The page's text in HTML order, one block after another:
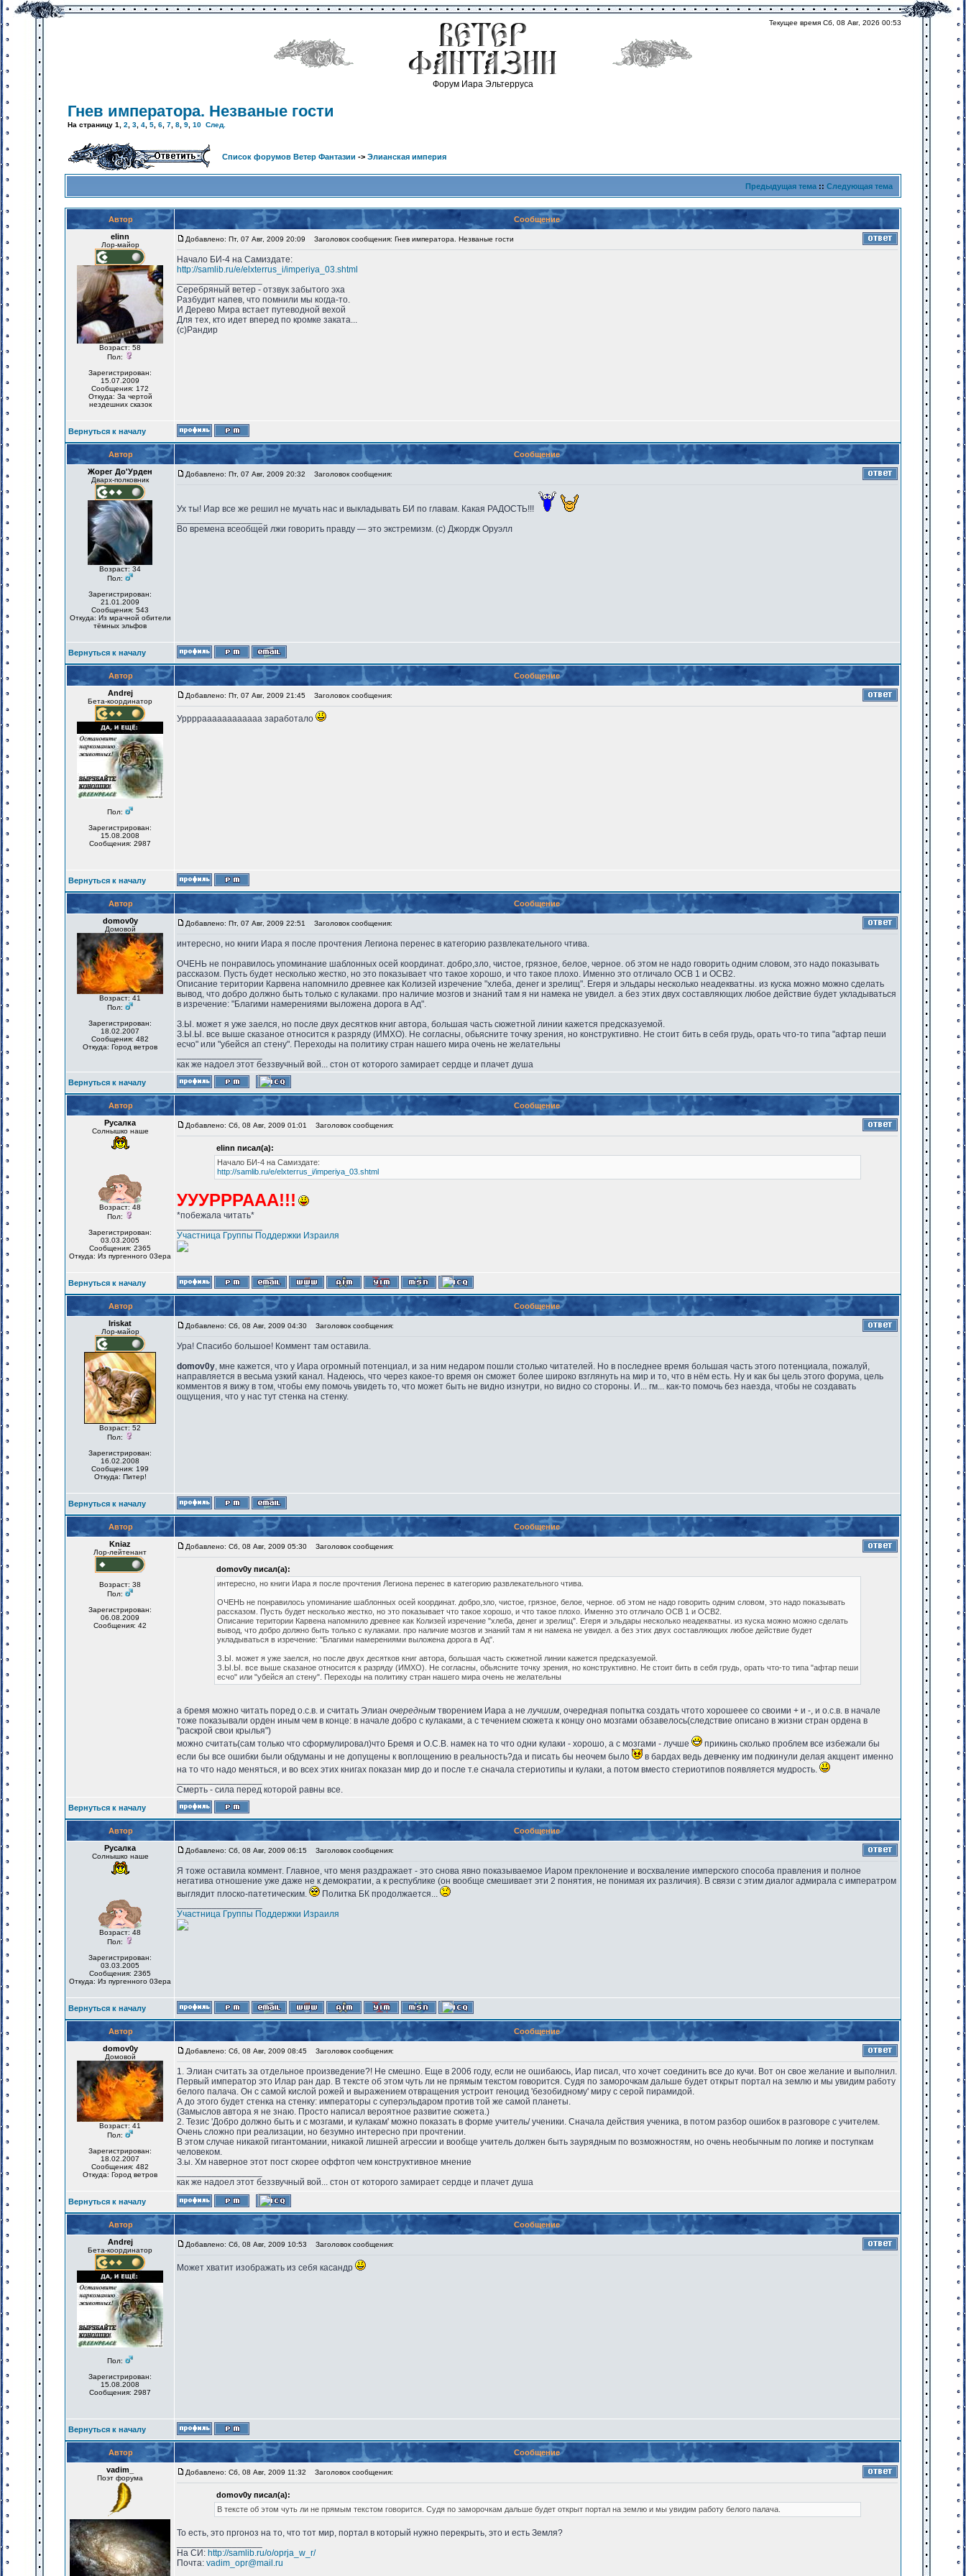
Форум Иара Эльтерруса
Текущее время Сб, 08 Авг, 2026 00:53
Гнев императора. Незваные гости
На страницу 1 2 3 4 5 6 7 8 9 10 След.
Список форумов Ветер Фантазии -> Элианская империя
Предыдущая тема :: Следующая тема
Автор
Сообщение
elinn
Лор-майор
Возраст: 58
Пол:
Зарегистрирован:
15.07.2009
Сообщения: 172
Откуда: За чертой
нездешних сказок
Добавлено: Пт, 07 Авг, 2009 20:09 Заголовок сообщения: Гнев императора. Незваные гости
Начало БИ-4 на Самиздате:
http://samlib.ru/e/elxterrus_i/imperiya_03.shtml
Серебряный ветер - отзвук забытого эха
Разбудит напев, что помнили мы когда-то.
И Дерево Мира встает путеводной вехой
Для тех, кто идет вперед по кромке заката...
(с)Рандир
Вернуться к началу
Автор
Сообщение
Жорег До'Урден
Дварх-полковник
Возраст: 34
Пол:
Зарегистрирован:
21.01.2009
Сообщения: 543
Откуда: Из мрачной обители
тёмных эльфов
Добавлено: Пт, 07 Авг, 2009 20:32 Заголовок сообщения:
Ух ты! Иар все же решил не мучать нас и выкладывать БИ по главам. Какая РАДОСТЬ!!!
Во времена всеобщей лжи говорить правду — это экстремизм. (с) Джордж Оруэлл
Вернуться к началу
Автор
Сообщение
Andrej
Бета-координатор
Пол:
Зарегистрирован:
15.08.2008
Сообщения: 2987
Добавлено: Пт, 07 Авг, 2009 21:45 Заголовок сообщения:
Урррраааааааааааа заработало
Вернуться к началу
Автор
Сообщение
domov0y
Домовой
Возраст: 41
Пол:
Зарегистрирован:
18.02.2007
Сообщения: 482
Откуда: Город ветров
Добавлено: Пт, 07 Авг, 2009 22:51 Заголовок сообщения:
интересно, но книги Иара я после прочтения Легиона перенес в категорию развлекательного чтива.
ОЧЕНЬ не понравилось упоминание шаблонных осей координат. добро,зло, чистое, грязное, белое, черное. об этом не надо говорить одним словом, это надо показывать
рассказом. Пусть будет несколько жестко, но это показывает что такое хорошо, и что такое плохо. Именно это отличало ОСВ 1 и ОСВ2.
Описание територии Карвена напомнило древнее как Колизей изречение "хлеба, денег и зрелищ". Егеря и эльдары несколько неадекватны. из куска можно можно сделать
вывод, что добро должно быть только с кулаками. про наличие мозгов и знаний там я ни намека не увидел. а без этих двух составляющих любое действие будет укладываться
в изречение: "Благими намерениями выложена дорога в Ад".
З.Ы. может я уже заелся, но после двух десятков книг автора, большая часть сюжетной линии кажется предсказуемой.
З.Ы.Ы. все выше сказаное относится к разряду (ИМХО). Не согласны, обьясните точку зрения, но конструктивно. Не стоит бить в себя грудь, орать что-то типа "афтар пеши
есчо" или "убейся ап стену". Переходы на политику стран нашего мира очень не желательны
как же надоел этот беззвучный вой... стон от которого замирает сердце и плачет душа
Вернуться к началу
Автор
Сообщение
Русалка
Солнышко наше
Возраст: 48
Пол:
Зарегистрирован:
03.03.2005
Сообщения: 2365
Откуда: Из пургенного 03ера
Добавлено: Сб, 08 Авг, 2009 01:01 Заголовок сообщения:
elinn писал(а):
Начало БИ-4 на Самиздате:
http://samlib.ru/e/elxterrus_i/imperiya_03.shtml
УУУРРРААА!!!
*побежала читать*
Участница Группы Поддержки Израиля
Вернуться к началу
Автор
Сообщение
Iriskat
Лор-майор
Возраст: 52
Пол:
Зарегистрирован:
16.02.2008
Сообщения: 199
Откуда: Питер!
Добавлено: Сб, 08 Авг, 2009 04:30 Заголовок сообщения:
Ура! Спасибо большое! Коммент там оставила.
domov0y, мне кажется, что у Иара огромный потенциал, и за ним недаром пошли столько читателей. Но в последнее время большая часть этого потенциала, пожалуй,
направляется в весьма узкий канал. Надеюсь, что через какое-то время он сможет более широко взглянуть на мир и то, что в нём есть. Ну и как бы цель этого форума, цель
комментов я вижу в том, чтобы ему помочь увидеть то, что может быть не видно изнутри, но видно со стороны. И... гм... как-то помочь без наезда, чтобы не создавать
ощущения, что у нас тут стенка на стенку.
Вернуться к началу
Автор
Сообщение
Kniaz
Лор-лейтенант
Возраст: 38
Пол:
Зарегистрирован:
06.08.2009
Сообщения: 42
Добавлено: Сб, 08 Авг, 2009 05:30 Заголовок сообщения:
domov0y писал(а):
интересно, но книги Иара я после прочтения Легиона перенес в категорию развлекательного чтива.
ОЧЕНЬ не понравилось упоминание шаблонных осей координат. добро,зло, чистое, грязное, белое, черное. об этом не надо говорить одним словом, это надо показывать
рассказом. Пусть будет несколько жестко, но это показывает что такое хорошо, и что такое плохо. Именно это отличало ОСВ 1 и ОСВ2.
Описание територии Карвена напомнило древнее как Колизей изречение "хлеба, денег и зрелищ". Егеря и эльдары несколько неадекватны. из куска можно можно сделать
вывод, что добро должно быть только с кулаками. про наличие мозгов и знаний там я ни намека не увидел. а без этих двух составляющих любое действие будет
укладываться в изречение: "Благими намерениями выложена дорога в Ад".
З.Ы. может я уже заелся, но после двух десятков книг автора, большая часть сюжетной линии кажется предсказуемой.
З.Ы.Ы. все выше сказаное относится к разряду (ИМХО). Не согласны, обьясните точку зрения, но конструктивно. Не стоит бить в себя грудь, орать что-то типа "афтар пеши
есчо" или "убейся ап стену". Переходы на политику стран нашего мира очень не желательны
а бремя можно читать поред о.с.в. и считать Элиан очередным творением Иара а нелучшим, очередная попытка создать чтото хорошеее со своими + и -, и о.с.в. в начале
тоже показывали орден иным чем в конце: в начале добро с кулаками, а с течением сюжета к концу оно мозгами обзавелось(следствие описано в жизни стран ордена в
"раскрой свои крылья")
можно считать(сам только что сформулировал)что Бремя и О.С.В. намек на то что одни кулаки - хорошо, а с мозгами - лучше
прикинь сколько проблем все избежали бы
если бы все ошибки были обдуманы и не допущены к воплощению в реальность?да и писать бы неочем было
в бардах ведь девченку им подкинули делая акццент именно
на то что надо меняться, и во всех этих книгах показан мир до и после т.е сначала стериотипы и кулаки, а потом вместо стериотипов появляется мудрость.
Смерть - сила перед которой равны все.
Вернуться к началу
Автор
Сообщение
Русалка
Солнышко наше
Возраст: 48
Пол:
Зарегистрирован:
03.03.2005
Сообщения: 2365
Откуда: Из пургенного 03ера
Добавлено: Сб, 08 Авг, 2009 06:15 Заголовок сообщения:
Я тоже оставила коммент. Главное, что меня раздражает - это снова явно показываемое Иаром преклонение и восхваление имперского способа правления и полное
негатива отношение уже даже не к демократии, а к республике (он вообще смешивает эти 2 понятия, не понимая их различия). В связи с этим диалог адмирала с императром
выглядит плоско-патетическим.
Политка БК продолжается...
Участница Группы Поддержки Израиля
Вернуться к началу
Автор
Сообщение
domov0y
Домовой
Возраст: 41
Пол:
Зарегистрирован:
18.02.2007
Сообщения: 482
Откуда: Город ветров
Добавлено: Сб, 08 Авг, 2009 08:45 Заголовок сообщения:
1. Элиан считать за отдельное произведение?! Не смешно. Еще в 2006 году, если не ошибаюсь, Иар писал, что хочет соединить все до кучи. Вот он свое желание и выполнил.
Первый император это Илар ран дар. В тексте об этом чуть ли не прямым текстом говорится. Судя по заморочкам дальше будет открыт портал на землю и мы увидим работу
белого палача. Он с самой кислой рожей и выражением отвращения устроит геноцид 'безобидному' миру с серой пирамидой.
А до этого будет стенка на стенку: императоры с суперэльдаром против той же самой планеты.
(Замыслов автора я не знаю. Просто написал вероятное развитие сюжета.)
2. Тезис 'Добро должно быть и с мозгами, и кулакам' можно показать в форме учитель/ ученики. Сначала действия ученика, в потом разбор ошибок в разговоре с учителем.
Очень сложно при реализации, но безумно интересно при прочтении.
В этом случае никакой гигантомании, никакой лишней агрессии и вообще учитель должен быть заурядным по возможностям, но очень необычным по логике и поступкам
человеком.
З.ы. Хм наверное этот пост скорее оффтоп чем конструктивное мнение
как же надоел этот беззвучный вой... стон от которого замирает сердце и плачет душа
Вернуться к началу
Автор
Сообщение
Andrej
Бета-координатор
Пол:
Зарегистрирован:
15.08.2008
Сообщения: 2987
Добавлено: Сб, 08 Авг, 2009 10:53 Заголовок сообщения:
Может хватит изображать из себя касандр
Вернуться к началу
Автор
Сообщение
vadim_
Поэт форума
Добавлено: Сб, 08 Авг, 2009 11:32 Заголовок сообщения:
domov0y писал(а):
В тексте об этом чуть ли не прямым текстом говорится. Судя по заморочкам дальше будет открыт портал на землю и мы увидим работу белого палача.
То есть, это пргоноз на то, что тот мир, портал в который нужно перекрыть, это и есть Земля?
На СИ: http://samlib.ru/o/oprja_w_r/
Почта: vadim_opr@mail.ru